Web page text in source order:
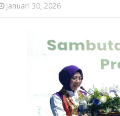
Januari 30, 2026